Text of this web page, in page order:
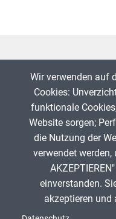
Fußzeile
Wir verwenden auf
Cookies:
funktionale
Website sorgen;
die Nutzung der
verwendet werden,
einverstanden.
akzeptieren